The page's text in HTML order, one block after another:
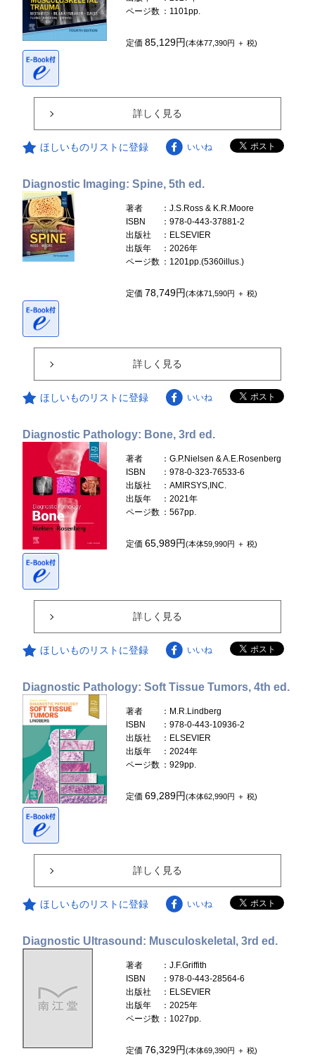
ページ数 ：1101pp.
定価85,129円(本体77,390円 ＋ 税)
詳しく見る
ほしいものリストに登録 いいね
Diagnostic Imaging: Spine, 5th ed.
著者
：J.S.Ross & K.R.Moore
ISBN
：978-0-443-37881-2
出版社
：ELSEVIER
出版年
：2026年
ページ数 ：1201pp.(5360illus.)
定価78,749円(本体71,590円 ＋ 税)
詳しく見る
ほしいものリストに登録 いいね
Diagnostic Pathology: Bone, 3rd ed.
著者
：G.P.Nielsen & A.E.Rosenberg
ISBN
：978-0-323-76533-6
出版社
：AMIRSYS,INC.
出版年
：2021年
ページ数 ：567pp.
定価65,989円(本体59,990円 ＋ 税)
詳しく見る
ほしいものリストに登録 いいね
Diagnostic Pathology: Soft Tissue Tumors, 4th ed.
著者
：M.R.Lindberg
ISBN
：978-0-443-10936-2
出版社
：ELSEVIER
出版年
：2024年
ページ数 ：929pp.
定価69,289円(本体62,990円 ＋ 税)
詳しく見る
ほしいものリストに登録 いいね
Diagnostic Ultrasound: Musculoskeletal, 3rd ed.
著者
：J.F.Griffith
ISBN
：978-0-443-28564-6
出版社
：ELSEVIER
出版年
：2025年
ページ数 ：1027pp.
定価 76,329円(本体69,390円 ＋ 税)